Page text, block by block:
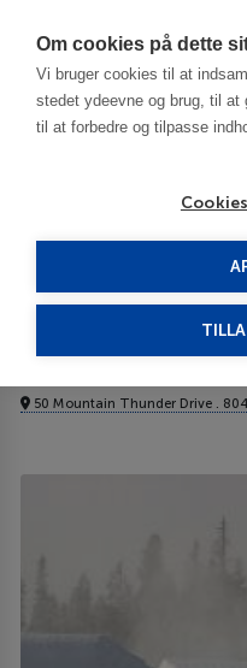
Om cookies på dette
Vi bruger cookies til at
stedet ydeevne og brug, til at
til at forbedre og tilpasse
Breckenridge
Mountain Thunder
50 Mountain Thunder Drive .